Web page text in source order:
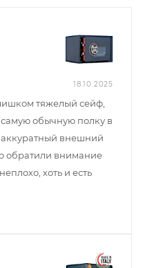
18.10.2025
тяжелый сейф,
обычную полку в
внешний
обратили внимание
хоть и есть